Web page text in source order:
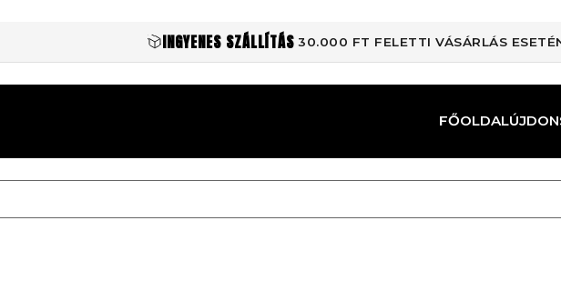
INGYENES SZÁLLÍTÁS 30.000 FT FELETTI VÁSÁRLÁS
FŐOLDAL